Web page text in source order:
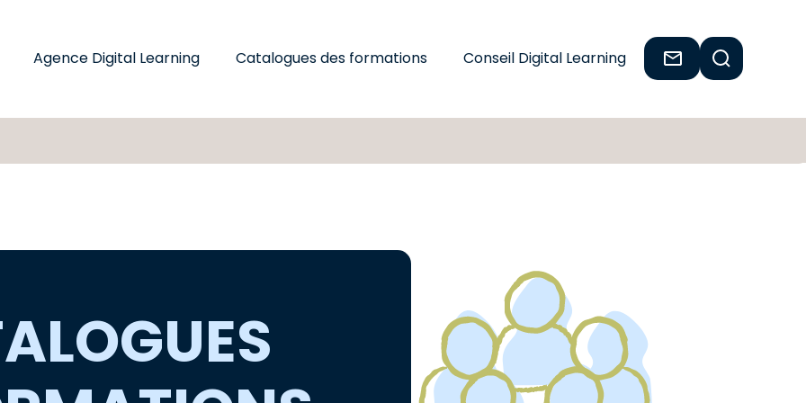
Agence Digital Learning
Catalogues des formations Conseil Digital Learning